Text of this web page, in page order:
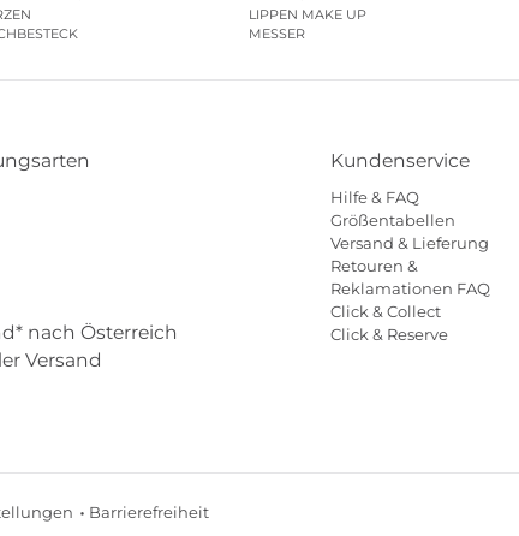
LIPPEN MAKE UP
MESSER
Kundenservice
Hilfe & FAQ
Größentabellen
Versand & Lieferung
Retouren &
Reklamationen FAQ
Click & Collect
Click & Reserve
nach Österreich
Versand
Barrierefreiheit